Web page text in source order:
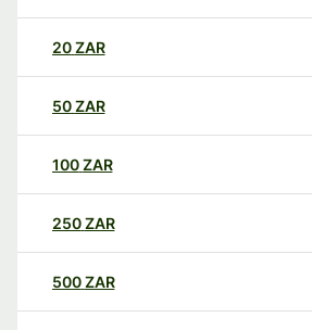
20ZAR
50ZAR
100ZAR
250ZAR
500ZAR